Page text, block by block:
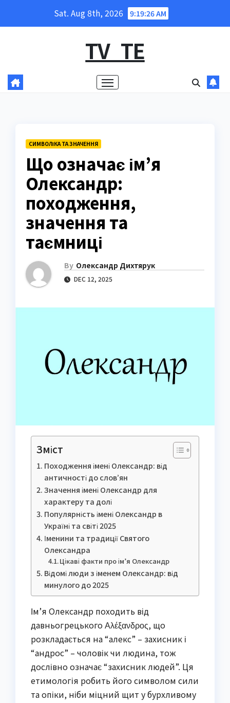
Sat. Aug 8th, 2026 9:19:27 AM
TV_TE
СИМВОЛІКА ТА ЗНАЧЕННЯ
Що означає ім’я
Олександр:
походження,
значення та
таємниці
By Олександр Дихтярук
DEC 12, 2025
Зміст
Походження імені Олександр: від
античності до слов’ян
Значення імені Олександр для
характеру та долі
Популярність імені Олександр в
Україні та світі 2025
Іменини та традиції Святого
Олександра
Цікаві факти про ім’я Олександр
Відомі люди з іменем Олександр: від
минулого до 2025
Ім’я Олександр походить від
давньогрецького Αλέξανδρος, що
розкладається на “алекс” – захисник і
“андрос” – чоловік чи людина, тож
дослівно означає “захисник людей”. Ця
етимологія робить його символом сили
та опіки, ніби міцний щит у бурхливому